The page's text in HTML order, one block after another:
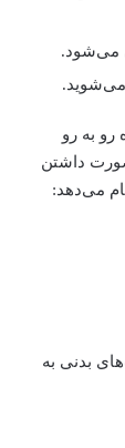
می‌شود.
می‌شوید.
به رو
صورت داشتن
می‌دهد:
بدنی به